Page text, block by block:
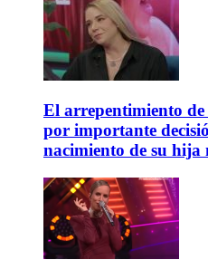
El arrepentimiento
por importante
nacimiento de su hija